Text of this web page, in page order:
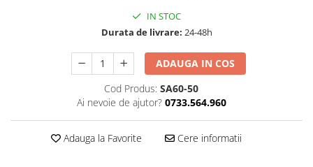
IN STOC
Durata de livrare: 24-48h
ADAUGA IN COS
Cod Produs: SA60-50
Ai nevoie de ajutor? 0733.564.960
Adauga la Favorite Cere informatii